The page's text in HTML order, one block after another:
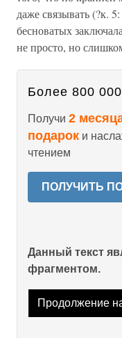
даже связывать (?к.
бесноватых
не просто, но
Более 800 000
Получи 2
подарок и
чтением
ПОЛУЧИТЬ
Данный текст
фрагментом.
Продолжение